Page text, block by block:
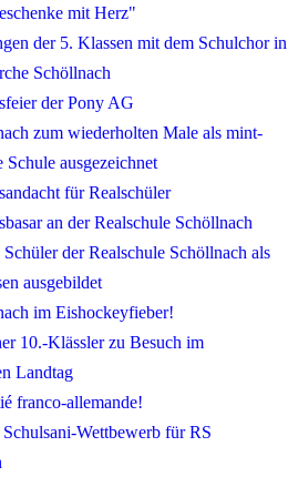
mit Herz"
der 5. Klassen mit dem Schulchor in
Schöllnach
der Pony AG
zum wiederholten Male als mint-
Schule ausgezeichnet
für Realschüler
an der Realschule Schöllnach
der Realschule Schöllnach als
ausgebildet
im Eishockeyfieber!
10.-Klässler zu Besuch im
Landtag
franco-allemande!
Wettbewerb für RS